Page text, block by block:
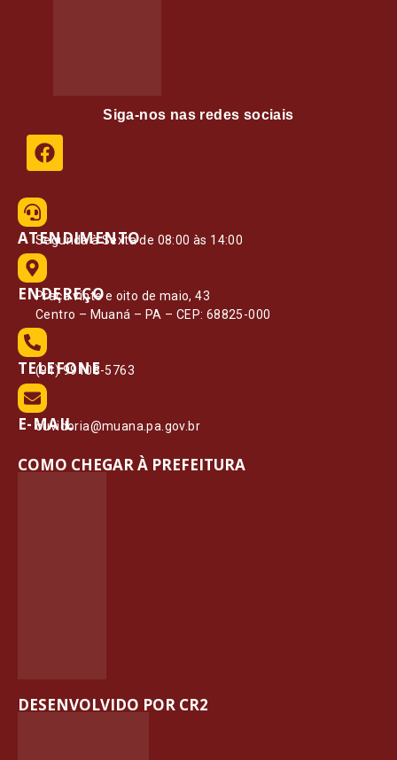
Siga-nos nas redes sociais
ATENDIMENTO
Segunda à Sexta de 08:00 às 14:00
ENDEREÇO
Praça vinte e oito de maio, 43
Centro – Muaná – PA – CEP: 68825-000
TELEFONE
(91) 99108-5763
E-MAIL
ouvidoria@muana.pa.gov.br
COMO CHEGAR À PREFEITURA
DESENVOLVIDO POR CR2